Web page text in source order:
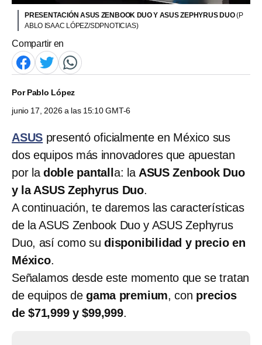
PRESENTACIÓN ASUS ZENBOOK DUO Y ASUS ZEPHYRUS DUO(P
ABLO ISAAC LÓPEZ/SDPNOTICIAS)
Compartir en
PorPablo López
junio 17, 2026 a las 15:10 GMT-6
ASUS presentó oficialmente en México sus
dos equipos más innovadores que apuestan
por la doble pantall a: la ASUS Zenbook Duo
y la ASUS Zephyrus Duo.
A continuación, te daremos las características
de la ASUS Zenbook Duo y ASUS Zephyrus
Duo, así como sudisponibilidad y precio en
México.
Señalamos desde este momento que se tratan
de equipos degama premium, con precios
de $71,999 y $99,999.